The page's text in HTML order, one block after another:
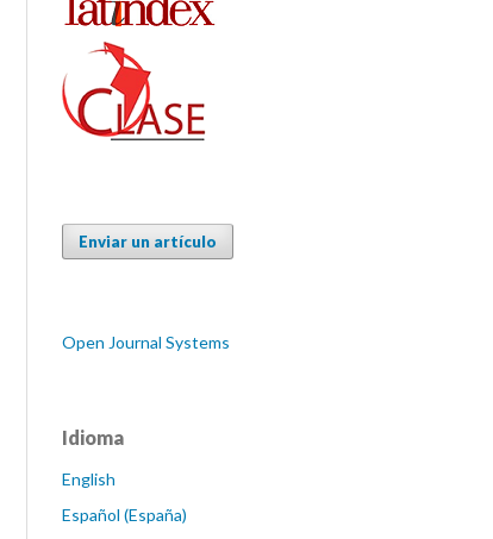
Enviar un artículo
Open Journal Systems
Idioma
English
Español (España)